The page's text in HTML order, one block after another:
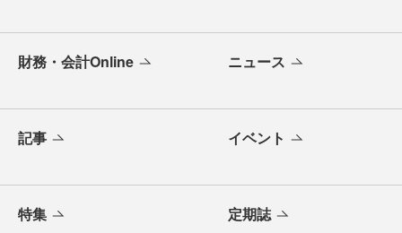
財務・会計Online ニュース
記事 イベント
特集 定期誌